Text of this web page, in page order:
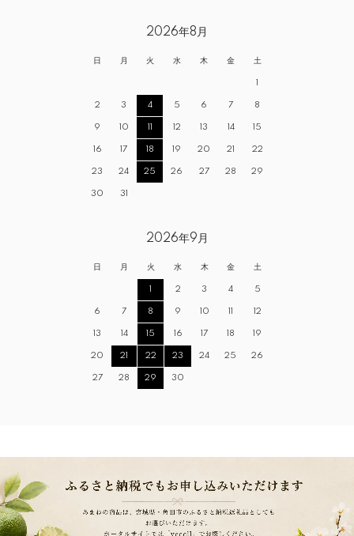
2026年8月
日 月 火 水 木 金 土
2 3 4 5 6 7 8
9 10 12 13 14 15
16 17 18 19 20 21 22
23 24 25 26 27 28 29
30 31
2026年9月
日 月 火 水 木 金 土
2 3 4 5
6 7 8 9 10 12
13 14 15 16 17 18 19
20 21 22 23 24 25 26
27 28 29 30